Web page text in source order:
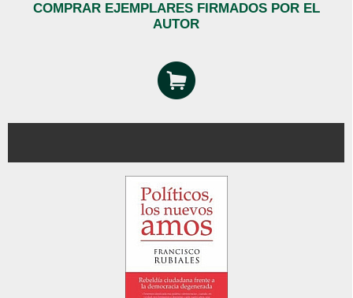
COMPRAR EJEMPLARES FIRMADOS POR EL
AUTOR